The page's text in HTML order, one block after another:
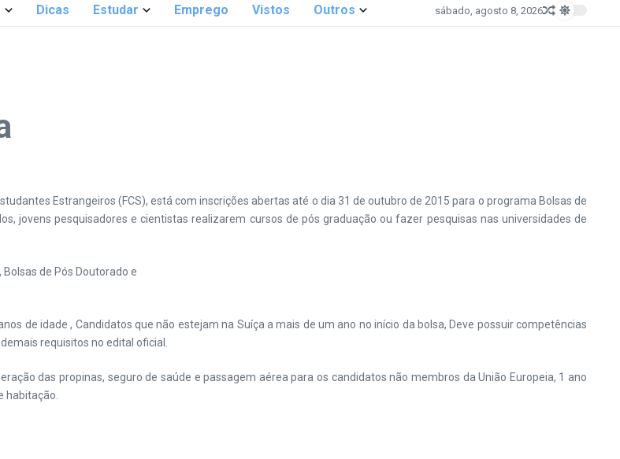
Dicas Estudar Emprego Vistos Outros sábado, agosto 8, 2026
Estrangeiros (FCS), está com inscrições abertas até o dia 31 de outubro de 2015 para o programa Bolsas de
jovens pesquisadores e cientistas realizarem cursos de pós graduação ou fazer pesquisas nas universidades de
de Pós Doutorado e
de idade , Candidatos que não estejam na Suíça a mais de um ano no início da bolsa, Deve possuir competências
requisitos no edital oficial.
das propinas, seguro de saúde e passagem aérea para os candidatos não membros da União Europeia, 1 ano
habitação.